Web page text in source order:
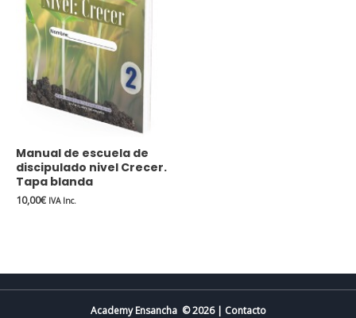
Manual de escuela de
discipulado nivel Crecer.
Tapa blanda
10,00€ IVA Inc.
Academy Ensancha © 2026 | Contacto